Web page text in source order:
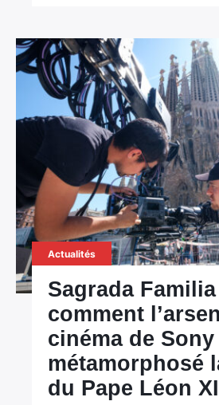
Actualités
Sagrada
comment
cinéma de Sony
métamorphosé
du Pape Léon